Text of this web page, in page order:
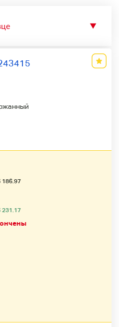
▼
186.97
231.17